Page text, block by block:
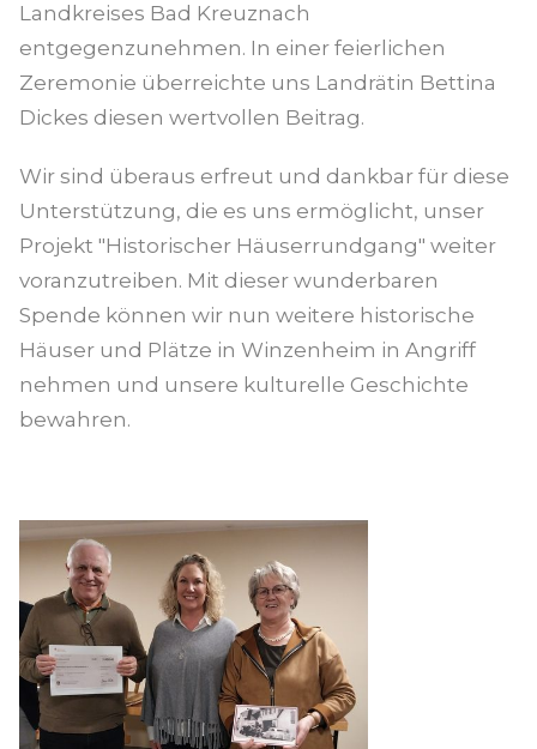
Landkreises Bad Kreuznach
entgegenzunehmen. In einer feierlichen
Zeremonie überreichte uns Landrätin Bettina
Dickes diesen wertvollen Beitrag.
Wir sind überaus erfreut und dankbar für diese
Unterstützung, die es uns ermöglicht, unser
Projekt "Historischer Häuserrundgang" weiter
voranzutreiben. Mit dieser wunderbaren
Spende können wir nun weitere historische
Häuser und Plätze in Winzenheim in Angriff
nehmen und unsere kulturelle Geschichte
bewahren.